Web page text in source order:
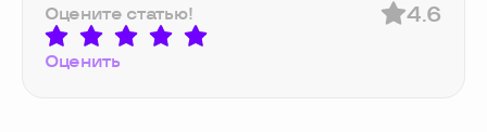
Оцените статью!
Оценить
4.6